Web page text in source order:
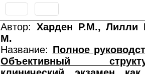
Автор: Харден Р.М., Лилли
М.
Название: Полное
Объективный